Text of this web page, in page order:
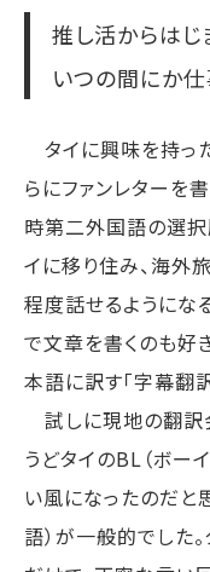
推し活からは
いつの間にか仕
タイに興味を持っ
らにファンレターを
時第二外国語の選択
イに移り住み、海外
程度話せるようにな
で文章を書くのも好
本語に訳す「字幕翻
試しに現地の翻訳
うどタイのBL（ボー
い風になったのだと
語）が一般的でした